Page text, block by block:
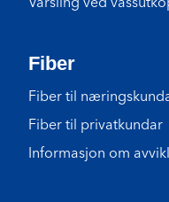
Varsling ved
Fiber
Fiber til
Fiber til privatkundar
Informasjon om